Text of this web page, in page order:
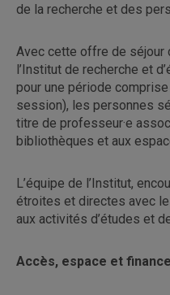
de la recherche et des
Avec cette offre de séjour
l’Institut de recherche et
pour une période
session), les personnes
titre de professeur·e
bibliothèques et aux
L’équipe de l’Institut,
étroites et directes avec
aux activités d’études et
Accès, espace et